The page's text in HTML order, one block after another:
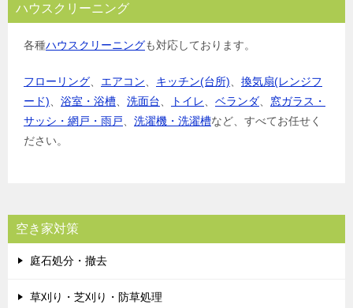
ハウスクリーニング
各種ハウスクリーニングも対応しております。
フローリング エアコン キッチン(台所)
換気扇(レンジフ
ード)
浴室・浴槽 洗面台 トイレ ベランダ
窓ガラス・
サッシ・網戸・雨戸
洗濯機・洗濯槽など、すべてお任せく
ださい。
空き家対策
庭石処分・撤去
草刈り・芝刈り・防草処理